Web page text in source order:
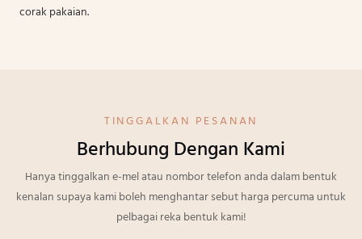
corak pakaian.
TINGGALKAN PESANAN
Berhubung Dengan Kami
Hanya tinggalkan e-mel atau nombor telefon anda dalam bentuk
kenalan supaya kami boleh menghantar sebut harga percuma untuk
pelbagai reka bentuk kami!